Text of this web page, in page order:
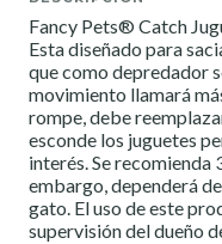
Fancy Pets® Catch
Esta diseñado para
que como depredador
movimiento llamará
rompe, debe
esconde los juguetes
interés. Se recomienda
embargo, dependerá
gato. El uso de este
supervisión del dueño